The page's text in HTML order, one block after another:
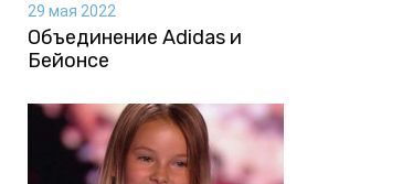
29 мая 2022
Объединение Adidas и
Бейонсе